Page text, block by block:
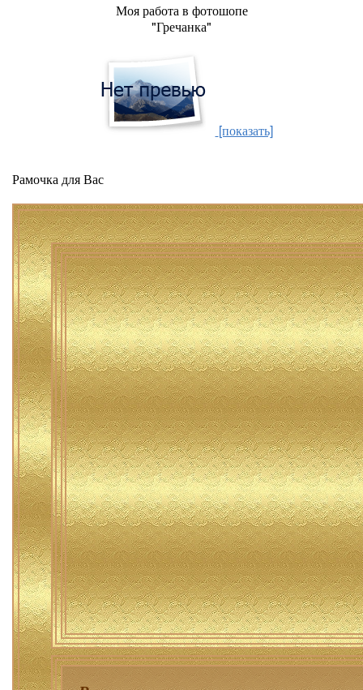
Моя работа в фотошопе
"Гречанка"
[показать]
Рамочка для Вас